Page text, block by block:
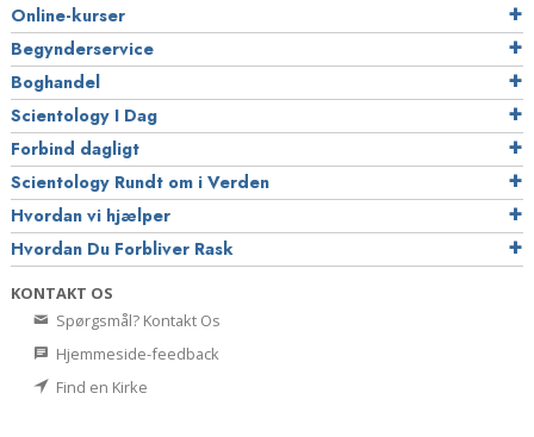
Online-kurser
Begynderservice
Boghandel
Scientology I Dag
Forbind dagligt
Scientology Rundt om i Verden
Hvordan vi hjælper
Hvordan Du Forbliver Rask
KONTAKT OS
Spørgsmål? Kontakt Os
Hjemmeside-feedback
Find en Kirke